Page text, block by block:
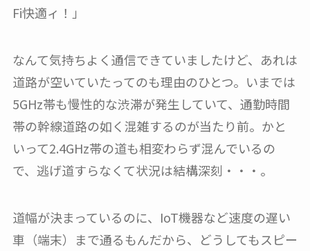
Fi快適ィ！」
なんて気持ちよく通信できていましたけど、あれは
道路が空いていたってのも理由のひとつ。いまでは
5GHz帯も慢性的な渋滞が発生していて、通勤時間
帯の幹線道路の如く混雑するのが当たり前。かと
いって2.4GHz帯の道も相変わらず混んでいるの
で、逃げ道すらなくて状況は結構深刻・・・。
道幅が決まっているのに、IoT機器など速度の遅い
車（端末）まで通るもんだから、どうしてもスピー